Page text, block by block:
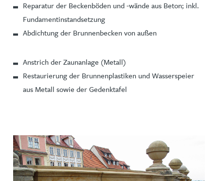
Reparatur der Beckenböden und -wände aus Beton; inkl.
Fundamentinstandsetzung
Abdichtung der Brunnenbecken von außen
Anstrich der Zaunanlage (Metall)
Restaurierung der Brunnenplastiken und Wasserspeier
aus Metall sowie der Gedenktafel